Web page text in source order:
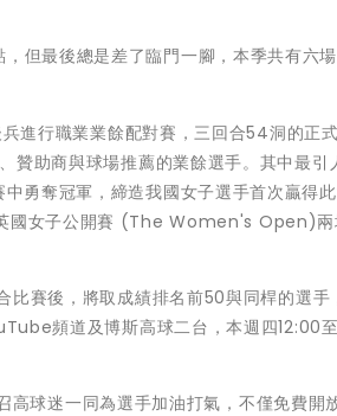
但最後總是差了臨門一腳，本季共有六
進行職業業餘配對賽，三回合54洞的正
贊助商與球場推薦的業餘選手。其中最引
勇奪冠軍，締造我國女子選手首次贏得
國女子公開賽 (The Women's Open)兩
賽後，將取成績排名前50與同桿的選手
頻道及博斯高球二台，本週四12:00
球迷一同為選手加油打氣，不僅免費開